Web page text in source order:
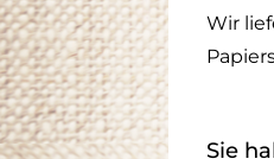
Wir
Sie